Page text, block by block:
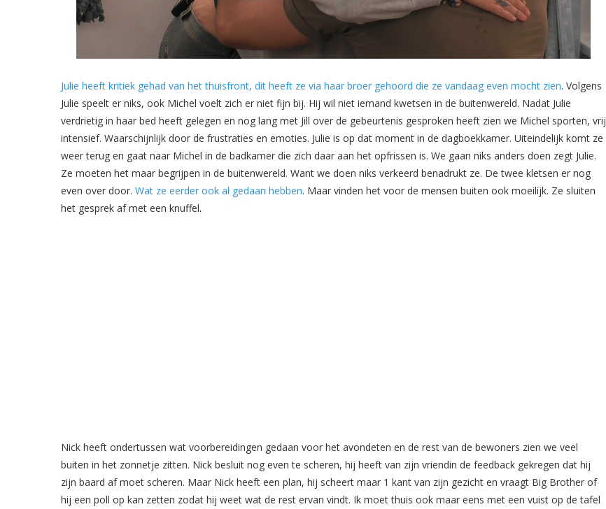
Julie heeft kritiek gehad van het thuisfront, dit heeft ze via haar broer gehoord die ze vandaag even mocht zien. Volgens
Julie speelt er niks, ook Michel voelt zich er niet fijn bij. Hij wil niet iemand kwetsen in de buitenwereld. Nadat Julie
verdrietig in haar bed heeft gelegen en nog lang met Jill over de gebeurtenis gesproken heeft zien we Michel sporten, vrij
intensief. Waarschijnlijk door de frustraties en emoties. Julie is op dat moment in de dagboekkamer. Uiteindelijk komt ze
weer terug en gaat naar Michel in de badkamer die zich daar aan het opfrissen is. We gaan niks anders doen zegt Julie.
Ze moeten het maar begrijpen in de buitenwereld. Want we doen niks verkeerd benadrukt ze. De twee kletsen er nog
even over door. Wat ze eerder ook al gedaan hebben. Maar vinden het voor de mensen buiten ook moeilijk. Ze sluiten
het gesprek af met een knuffel.
Nick heeft ondertussen wat voorbereidingen gedaan voor het avondeten en de rest van de bewoners zien we veel
buiten in het zonnetje zitten. Nick besluit nog even te scheren, hij heeft van zijn vriendin de feedback gekregen dat hij
zijn baard af moet scheren. Maar Nick heeft een plan, hij scheert maar 1 kant van zijn gezicht en vraagt Big Brother of
hij een poll op kan zetten zodat hij weet wat de rest ervan vindt. Ik moet thuis ook maar eens met een vuist op de tafel